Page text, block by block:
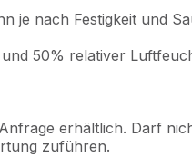
je nach Festigkeit und
50% relativer
erhältlich. Darf
zuführen.